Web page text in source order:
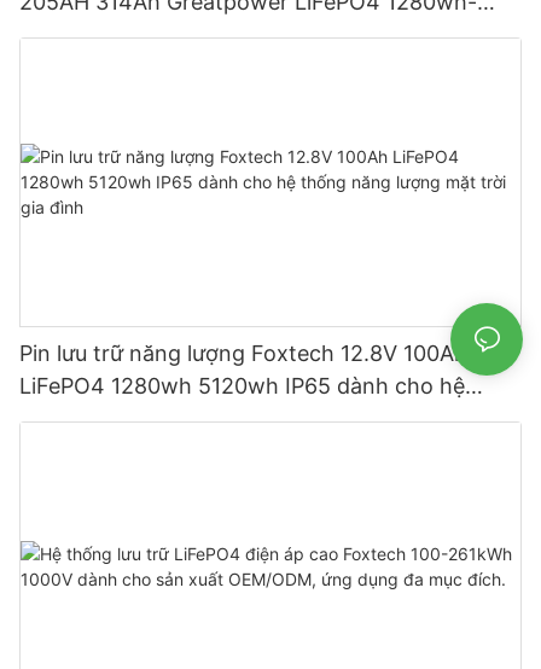
5120wh IP65
Pin lưu trữ năng lượng Foxtech 12.8V 100Ah
LiFePO4 1280wh 5120wh IP65 dành cho hệ
thống năng lượng mặt trời gia đình